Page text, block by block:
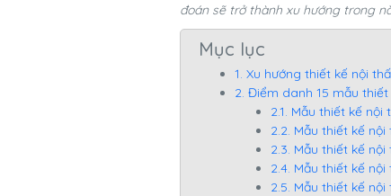
đoán sẽ trở thành xu hướng trong
Mục lục
1. Xu hướng thiết kế nội
2. Điểm danh 15 mẫu
2.1. Mẫu thiết kế
2.2. Mẫu thiết kế
2.3. Mẫu thiết kế
2.4. Mẫu thiết kế
2.5. Mẫu thiết kế